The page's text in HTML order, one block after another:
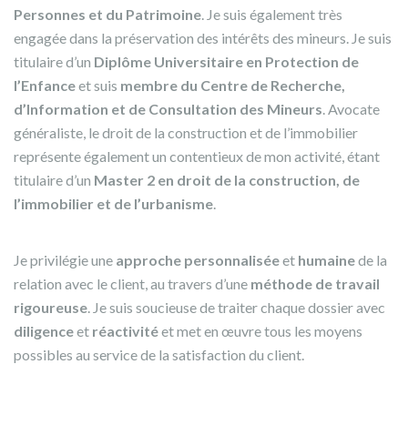
Personnes et du Patrimoine. Je suis également très
engagée dans la préservation des intérêts des mineurs. Je suis
titulaire d’un Diplôme Universitaire en Protection de
l’Enfanceet suis membre du Centre de Recherche,
d’Information et de Consultation des Mineurs. Avocate
généraliste, le droit de la construction et de l’immobilier
représente également un contentieux de mon activité, étant
titulaire d’un Master 2 en droit de la construction, de
l’immobilier et de l’urbanisme.
Je privilégie une approche personnaliséeet humainede la
relation avec le client, au travers d’une méthode de travail
rigoureuse. Je suis soucieuse de traiter chaque dossier avec
diligenceet réactivitéet met en œuvre tous les moyens
possibles au service de la satisfaction du client.